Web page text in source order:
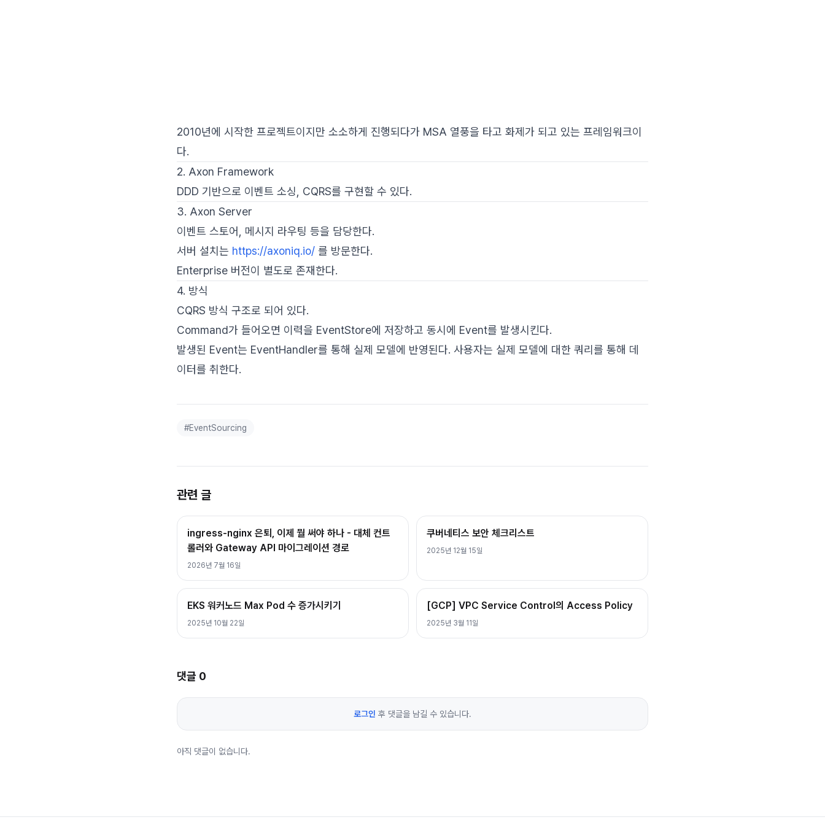
2010년에 시작한 프로젝트이지만 소소하게 진행되다가 MSA 열풍을 타고 화제가 되고 있는 프레임워크이
다.
2. Axon Framework
DDD 기반으로 이벤트 소싱, CQRS를 구현할 수 있다.
3. Axon Server
이벤트 스토어, 메시지 라우팅 등을 담당한다.
서버 설치는 https://axoniq.io/ 를 방문한다.
Enterprise 버전이 별도로 존재한다.
4. 방식
CQRS 방식 구조로 되어 있다.
Command가 들어오면 이력을 EventStore에 저장하고 동시에 Event를 발생시킨다.
발생된 Event는 EventHandler를 통해 실제 모델에 반영된다. 사용자는 실제 모델에 대한 쿼리를 통해 데
이터를 취한다.
#EventSourcing
관련 글
ingress-nginx 은퇴, 이제 뭘 써야 하나 - 대체 컨트
롤러와 Gateway API 마이그레이션 경로
2026년 7월 16일
쿠버네티스 보안 체크리스트
2025년 12월 15일
EKS 워커노드 Max Pod 수 증가시키기
2025년 10월 22일
[GCP] VPC Service Control의 Access Policy
2025년 3월 11일
댓글 0
로그인 후 댓글을 남길 수 있습니다.
아직 댓글이 없습니다.